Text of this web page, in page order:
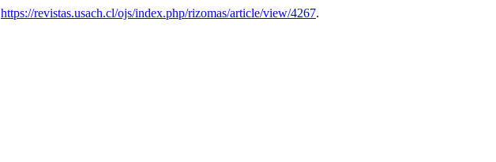
https://revistas.usach.cl/ojs/index.php/rizomas/article/view/4267.